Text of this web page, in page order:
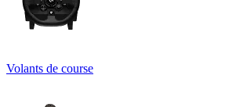
Volants de course